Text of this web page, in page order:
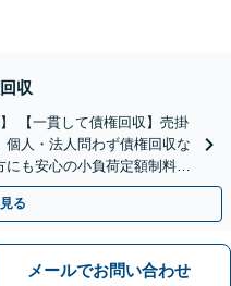
収
【一貫して債権回収】売掛
人・法人問わず債権回収な
にも安心の小負荷定額制料金
。
る
メールでお問い合わせ